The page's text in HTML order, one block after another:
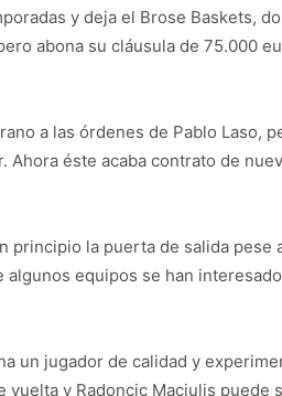
y deja el Brose Baskets,
abona su cláusula de 75.000
a las órdenes de Pablo Laso,
Ahora éste acaba contrato de
principio la puerta de salida pese
equipos se han
un jugador de calidad y
vuelta y Radoncic Maciulis puede